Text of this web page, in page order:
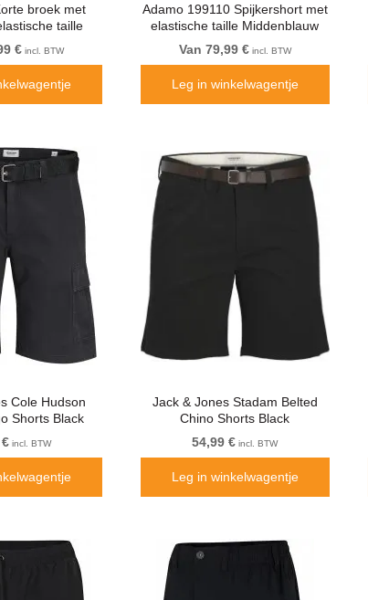
broek met
taille
€ incl. BTW
Adamo 199110 Spijkershort met
elastische taille Middenblauw
Van 79,99 €incl. BTW
Leg in winkelwagentje
Cole Hudson
Shorts Black
incl. BTW
Jack & Jones Stadam Belted
Chino Shorts Black
54,99 € incl. BTW
Leg in winkelwagentje